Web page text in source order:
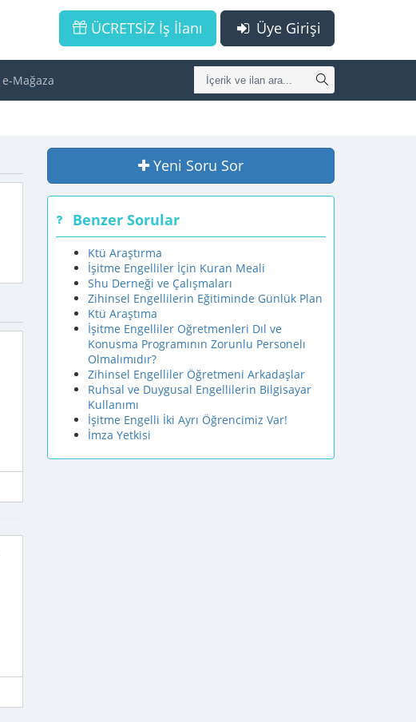
Üye Girişi
ÜCRETSİZ İş İlanı
e-Mağaza
Yeni Soru Sor
Benzer Sorular
Ktü Araştırma
İşitme Engelliler İçin Kuran Meali
Shu Derneği ve Çalışmaları
Zihinsel Engellilerin Eğitiminde Günlük Plan
Ktü Araştıma
İşitme Engelliler Oğretmenleri Dıl ve
Konusma Programının Zorunlu Personelı
Olmalımıdır?
Zihinsel Engelliler Öğretmeni Arkadaşlar
Ruhsal ve Duygusal Engellilerin Bilgisayar
Kullanımı
İşitme Engelli İki Ayrı Öğrencimiz Var!
İmza Yetkisi